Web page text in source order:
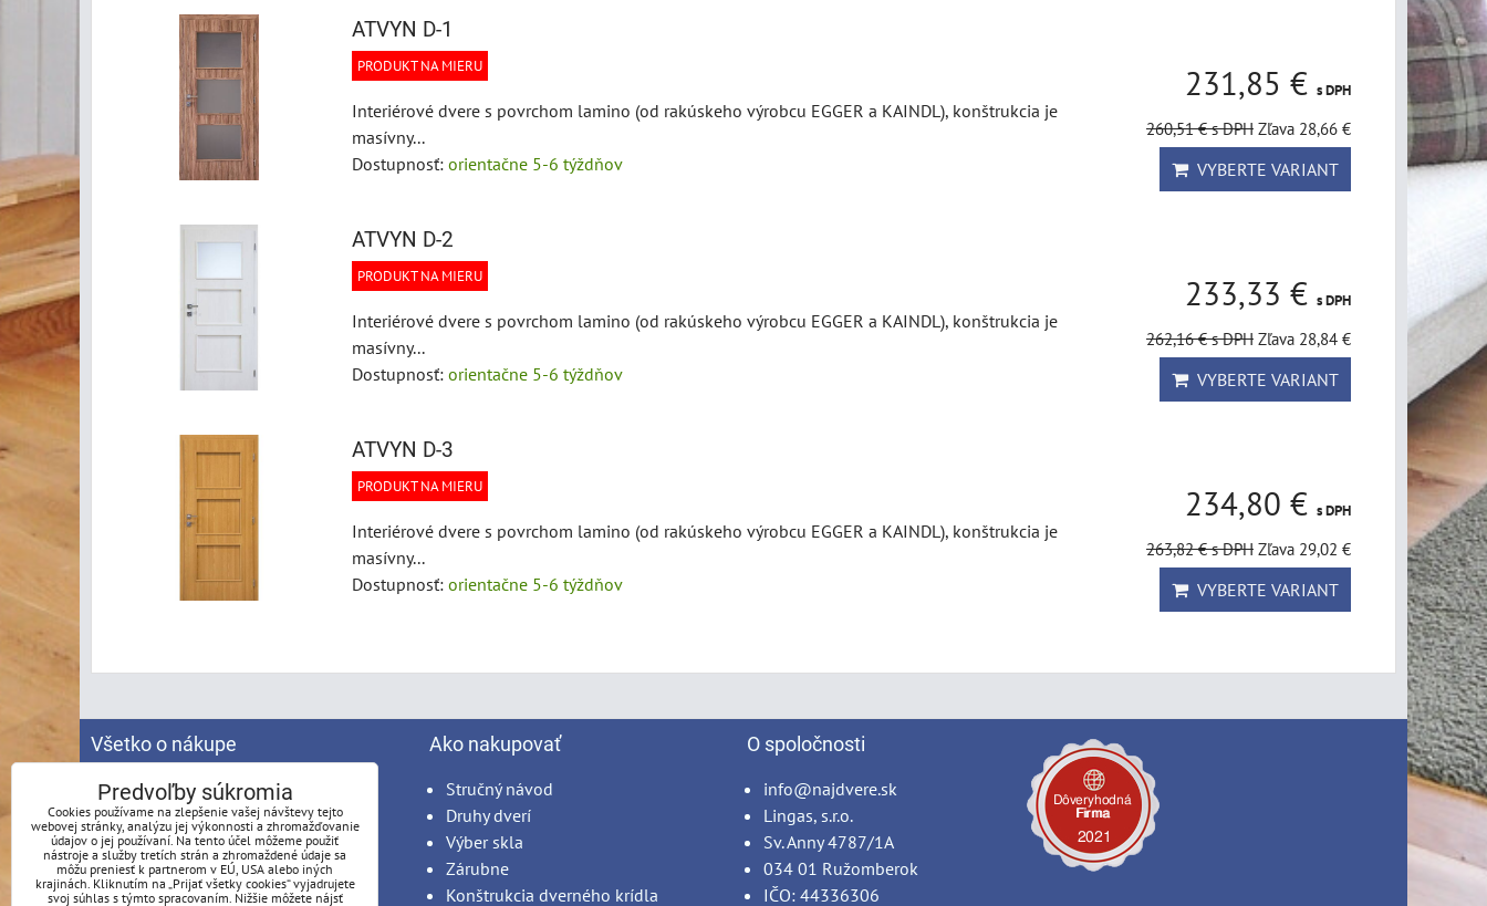
ATVYN D-1
PRODUKT NA MIERU
Interiérové dvere s povrchom lamino (od rakúskeho výrobcu EGGER a KAINDL), konštrukcia je
masívny...
Dostupnosť: orientačne 5-6 týždňov
231,85 € s DPH
260,51 €s DPH Zľava 28,66 €
VYBERTE VARIANT
ATVYN D-2
PRODUKT NA MIERU
Interiérové dvere s povrchom lamino (od rakúskeho výrobcu EGGER a KAINDL), konštrukcia je
masívny...
Dostupnosť: orientačne 5-6 týždňov
233,33 € s DPH
262,16 €s DPH Zľava 28,84 €
VYBERTE VARIANT
ATVYN D-3
PRODUKT NA MIERU
Interiérové dvere s povrchom lamino (od rakúskeho výrobcu EGGER a KAINDL), konštrukcia je
masívny...
Dostupnosť: orientačne 5-6 týždňov
234,80 € s DPH
263,82 €s DPH Zľava 29,02 €
VYBERTE VARIANT
Všetko o nákupe
Spracovanie osobných údajov
Obchodné podmienky
Reklamačný poriadok
Možnosti platby
Možnosti dopravy
Ako nakupovať
Stručný návod
Druhy dverí
Výber skla
Zárubne
Konštrukcia dverného krídla
O spoločnosti
info@najdvere.sk
Lingas, s.r.o.
Sv. Anny 4787/1A
034 01 Ružomberok
IČO: 44336306
Predvoľby súkromia
Cookies používame na zlepšenie vašej návštevy tejto
webovej stránky, analýzu jej výkonnosti a zhromažďovanie
údajov o jej používaní. Na tento účel môžeme použiť
nástroje a služby tretích strán a zhromaždené údaje sa
môžu preniesť k partnerom v EÚ, USA alebo iných
krajinách. Kliknutím na „Prijať všetky cookies“ vyjadrujete
svoj súhlas s týmto spracovaním. Nižšie môžete nájsť